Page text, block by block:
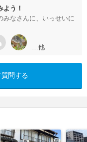
う！
みなさんに、いっせいに
…他
問する